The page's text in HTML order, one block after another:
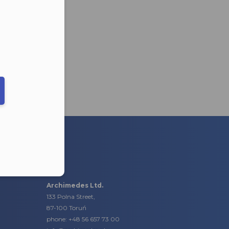
Archimedes Ltd.
133 Polna Street,
87-100 Toruń
phone: +48 56 657 73 00
call
w formacie E164